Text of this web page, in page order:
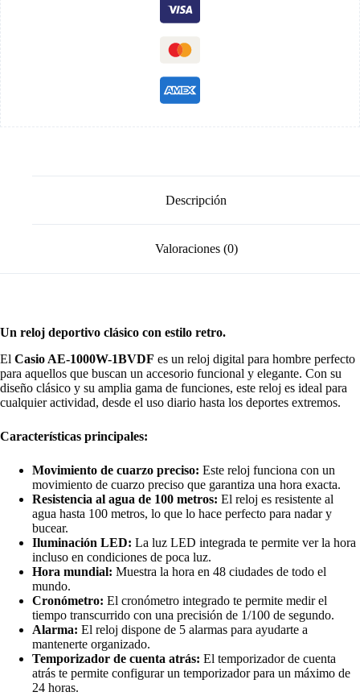
Descripción
Valoraciones (0)
Un reloj deportivo clásico con estilo retro.
El Casio AE-1000W-1BVDF es un reloj digital para hombre perfecto
para aquellos que buscan un accesorio funcional y elegante. Con su
diseño clásico y su amplia gama de funciones, este reloj es ideal para
cualquier actividad, desde el uso diario hasta los deportes extremos.
Características principales:
Movimiento de cuarzo preciso: Este reloj funciona con un
movimiento de cuarzo preciso que garantiza una hora exacta.
Resistencia al agua de 100 metros: El reloj es resistente al
agua hasta 100 metros, lo que lo hace perfecto para nadar y
bucear.
Iluminación LED: La luz LED integrada te permite ver la hora
incluso en condiciones de poca luz.
Hora mundial: Muestra la hora en 48 ciudades de todo el
mundo.
Cronómetro: El cronómetro integrado te permite medir el
tiempo transcurrido con una precisión de 1/100 de segundo.
Alarma: El reloj dispone de 5 alarmas para ayudarte a
mantenerte organizado.
Temporizador de cuenta atrás: El temporizador de cuenta
atrás te permite configurar un temporizador para un máximo de
24 horas.